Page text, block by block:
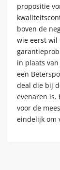
propositie
boven de
wie eerst wil
in plaats
een
deal die bij
evenaren is.
voor de
eindelijk om